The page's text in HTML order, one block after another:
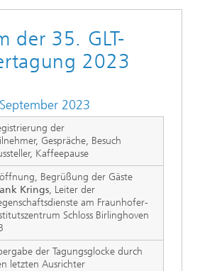
der 35. GLT-
2023
2023
der
Gespräche, Besuch
Kaffeepause
Begrüßung der Gäste
Krings, Leiter der
am Fraunhofer-
Schloss Birlinghoven
der Tagungsglocke durch
letzten Ausrichter